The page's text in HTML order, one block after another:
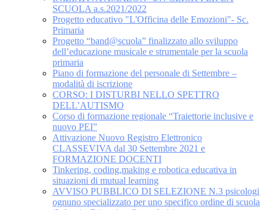
SCUOLA a.s.2021/2022
Progetto educativo "L'Officina delle Emozioni"- Sc.
Primaria
Progetto “band@scuola” finalizzato allo sviluppo
dell’educazione musicale e strumentale per la scuola
primaria
Piano di formazione del personale di Settembre –
modalità di iscrizione
CORSO: I DISTURBI NELLO SPETTRO
DELL’AUTISMO
Corso di formazione regionale “Traiettorie inclusive e
nuovo PEI”
Attivazione Nuovo Registro Elettronico
CLASSEVIVA dal 30 Settembre 2021 e
FORMAZIONE DOCENTI
Tinkering, coding,making e robotica educativa in
situazioni di mutual learning
AVVISO PUBBLICO DI SELEZIONE N.3 psicologi
ognuno specializzato per uno specifico ordine di scuola